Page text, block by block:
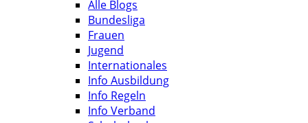
Alle Blogs
Bundesliga
Frauen
Jugend
Internationales
Info Ausbildung
Info Regeln
Info Verband